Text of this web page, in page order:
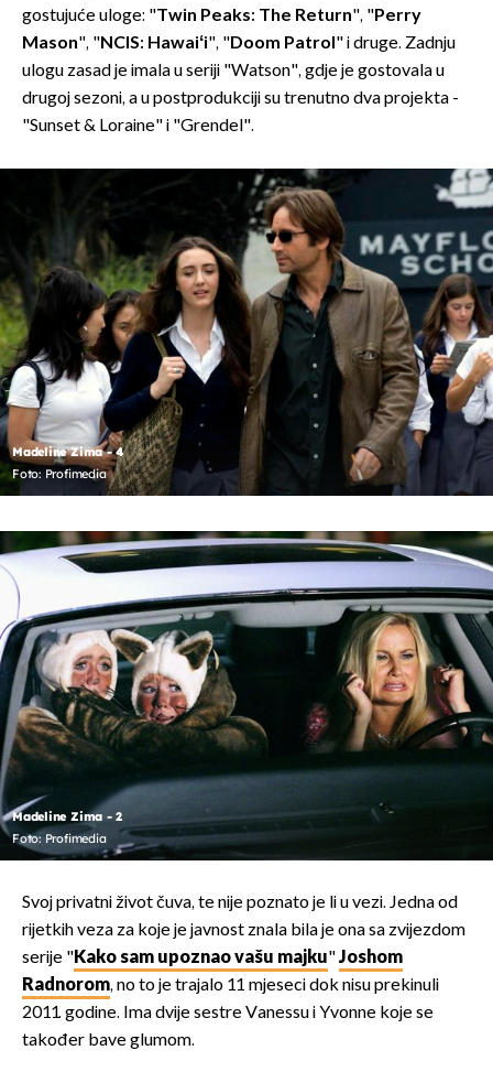
gostujuće uloge: "Twin Peaks: The Return", "Perry
Mason", "NCIS: Hawaiʻi", "Doom Patrol" i druge. Zadnju
ulogu zasad je imala u seriji "Watson", gdje je gostovala u
drugoj sezoni, a u postprodukciji su trenutno dva projekta -
"Sunset & Loraine" i "Grendel".
Madeline Zima - 4
Foto: Profimedia
Madeline Zima - 2
Foto: Profimedia
Svoj privatni život čuva, te nije poznato je li u vezi. Jedna od
rijetkih veza za koje je javnost znala bila je ona sa zvijezdom
serije "Kako sam upoznao vašu majku"Joshom
Radnorom, no to je trajalo 11 mjeseci dok nisu prekinuli
2011. godine. Ima dvije sestre Vanessu i Yvonne koje se
također bave glumom.